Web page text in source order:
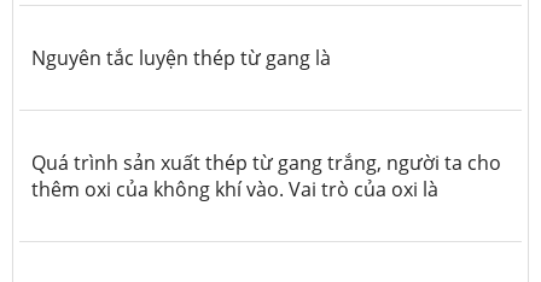
Nguyên tắc luyện thép từ gang là
Quá trình sản xuất thép từ gang trắng, người ta cho
thêm oxi của không khí vào. Vai trò của oxi là